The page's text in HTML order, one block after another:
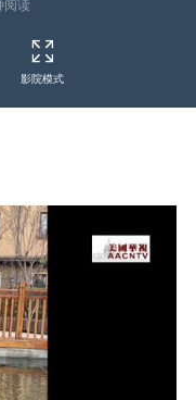
阅读
影院模式